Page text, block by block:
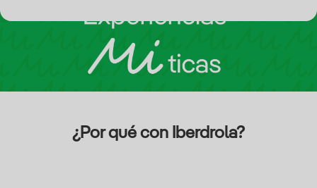
¿Por qué con Iberdrola?